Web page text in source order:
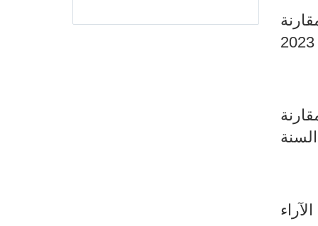
الآراء حول مستوى الإنتاج الصناعي خلال الثلاثي الأول من سنة 2023 مقارنة
بالثلاثي الرابع من سنة 2022 مع ارتفاع في رصيد التوقعات بالنسبة للثلاثي الثاني من سنة 2023
الصناعية خلال الثلاثي الأول من سنة 2023 بالمقارنة
السنة